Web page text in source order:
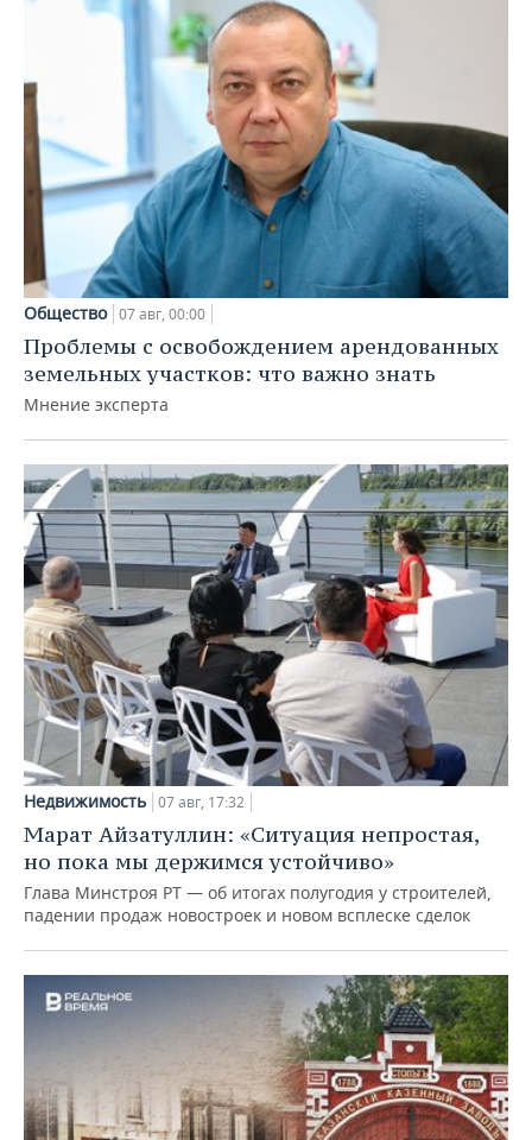
Общество 07 авг, 00:00
Проблемы с освобождением арендованных
земельных участков: что важно знать
Мнение эксперта
Недвижимость 07 авг, 17:32
Марат Айзатуллин: «Ситуация непростая,
но пока мы держимся устойчиво»
Глава Минстроя РТ — об итогах полугодия у строителей,
падении продаж новостроек и новом всплеске сделок